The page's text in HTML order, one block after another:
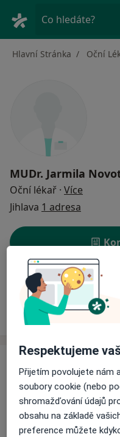
Co hledáte?
Hlavní Stránka Oční
MUDr. Jarmila
Oční lékař · Více
Jihlava 1 adresa
Ceník
Ceník
Informace o
Tento specialista
Respektujeme
Přijetím povolujete nám
soubory cookie (nebo
shromažďování údajů
obsahu na základě
preference můžete